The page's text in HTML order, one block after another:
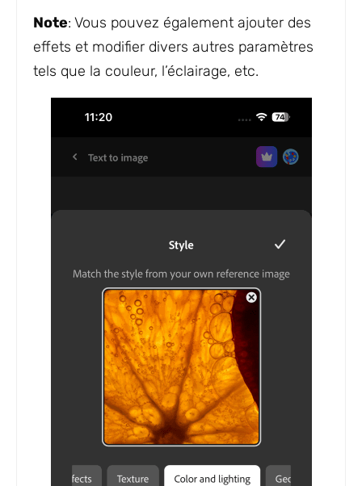
Note: Vous pouvez également ajouter des
effets et modifier divers autres paramètres
tels que la couleur, l’éclairage, etc.